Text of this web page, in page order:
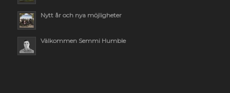
Nytt år och nya möjligheter
Välkommen Semmi Humble